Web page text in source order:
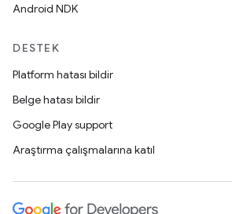
Android NDK
DESTEK
Platform hatası bildir
Belge hatası bildir
Google Play support
Araştırma çalışmalarına katıl